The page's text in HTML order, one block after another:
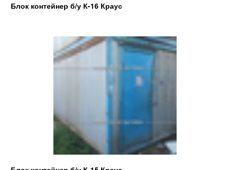
Блок контейнер б/у К-16 Краус